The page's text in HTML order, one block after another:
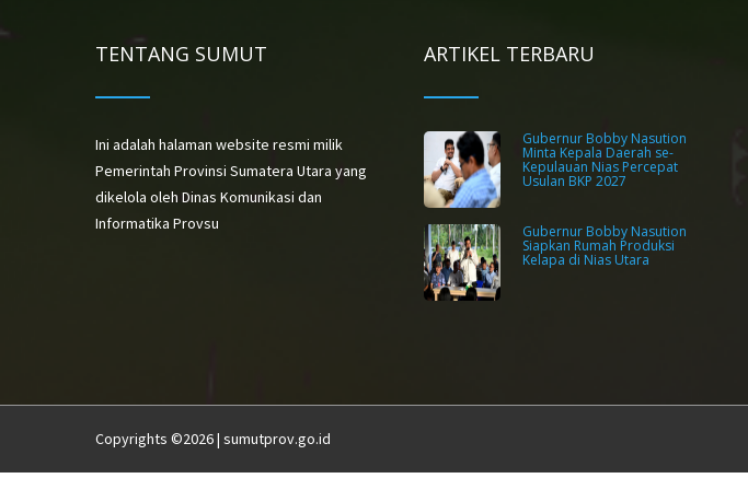
TENTANG SUMUT
Ini adalah halaman website resmi milik
Pemerintah Provinsi Sumatera Utara yang
dikelola oleh Dinas Komunikasi dan
Informatika Provsu
ARTIKEL TERBARU
Gubernur Bobby Nasution
Minta Kepala Daerah se-
Kepulauan Nias Percepat
Usulan BKP 2027
Gubernur Bobby Nasution
Siapkan Rumah Produksi
Kelapa di Nias Utara
Copyrights ©2026 | sumutprov.go.id